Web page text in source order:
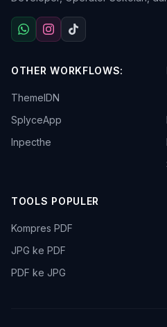
OTHER WORKFLOWS:
ThemeIDN
SplyceApp
Inpecthe
TOOLS POPULER
Kompres PDF
JPG ke PDF
PDF ke JPG